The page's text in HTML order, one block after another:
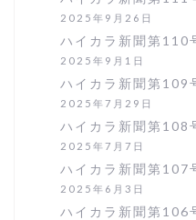
2025年9月26日
ハイカラ新聞第110
2025年9月1日
ハイカラ新聞第109
2025年7月29日
ハイカラ新聞第108
2025年7月7日
ハイカラ新聞第107
2025年6月3日
ハイカラ新聞第106